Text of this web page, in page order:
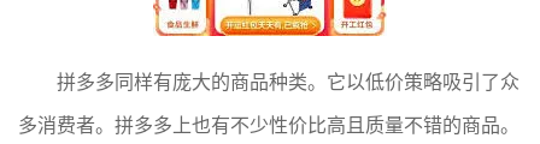
拼多多同样有庞大的商品种类。它以低价策略吸引了众
多消费者。拼多多上也有不少性价比高且质量不错的商品。